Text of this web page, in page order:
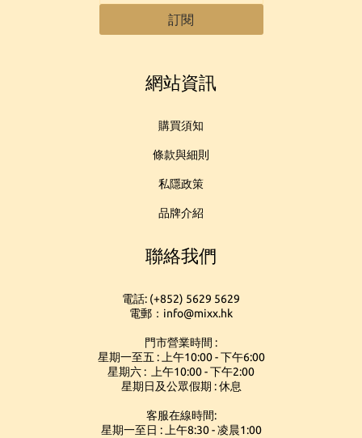
訂閱
網站資訊
購買須知
條款與細則
私隱政策
品牌介紹
聯絡我們
電話: (+852) 5629 5629
電郵：info@mixx.hk
門市營業時間 :
星期一至五 : 上午10:00 - 下午6:00
星期六 : 上午10:00 - 下午2:00
星期日及公眾假期 : 休息
客服在線時間:
星期一至日 : 上午8:30 - 凌晨1:00